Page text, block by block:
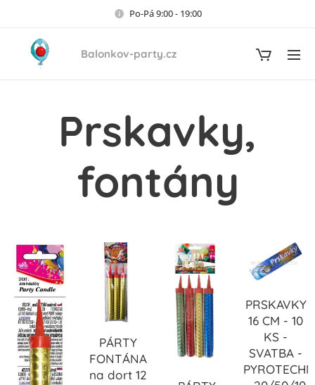
Po-Pá 9:00 - 19:00
Balonkov-party.cz
Prskavky,
fontány
PÁRTY
FONTÁNA
na dort 12
PRSKAVKY
16 CM - 10
KS -
SVATBA -